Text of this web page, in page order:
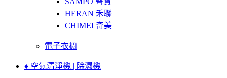
HERAN 禾聯
CHIMEI 奇美
電子衣櫥
♦ 空氣清淨機 | 除濕機